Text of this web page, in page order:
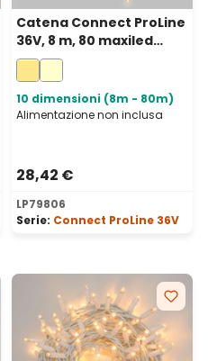
Catena Connect ProLine
36V, 8 m, 80 maxiled
bianco caldo, cavo
verde, prolungabile
10 dimensioni (8m - 80m)
Alimentazione non inclusa
28,42 €
LP79806
Serie: Connect ProLine 36V